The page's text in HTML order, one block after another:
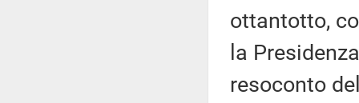
ottantotto,
la
resoconto